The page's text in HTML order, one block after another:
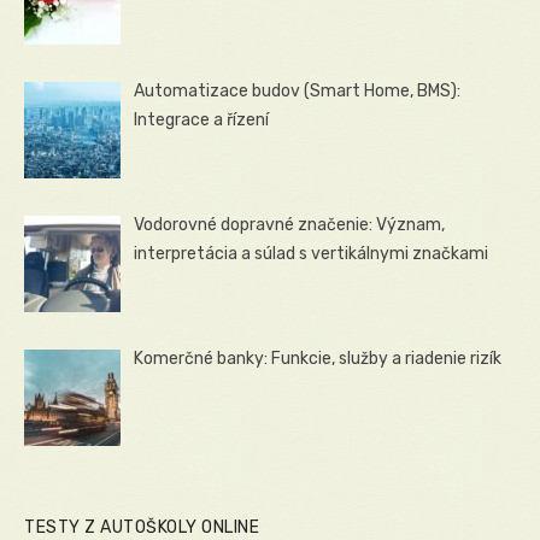
Automatizace budov (Smart Home, BMS):
Integrace a řízení
Vodorovné dopravné značenie: Význam,
interpretácia a súlad s vertikálnymi značkami
Komerčné banky: Funkcie, služby a riadenie rizík
TESTY Z AUTOŠKOLY ONLINE